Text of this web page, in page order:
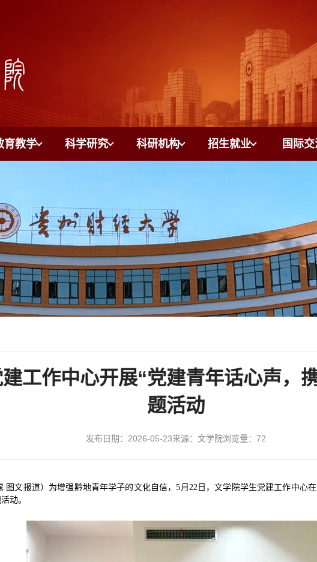
育教学 科学研究 科研机构 招生就业 国际交
工作中心开展“党建青年话心声，
题活动
发布日期：2026-05-23来源：文学院浏览量： 72
图文报道）为增强黔地青年学子的文化自信，5月22日，文学院学生党建工作中心
动。